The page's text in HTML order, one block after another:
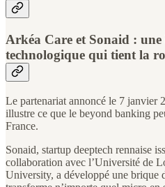
Arkéa Care et Sonaid :
technologique qui tient la
Le partenariat annoncé le 7 janvier
illustre ce que le beyond banking
France.
Sonaid, startup deeptech rennaise
collaboration avec l’Université de
University, a développé une brique